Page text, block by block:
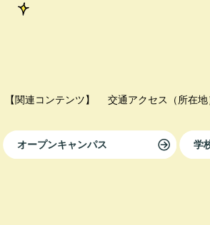
【関連コンテンツ】 交通アクセス（所在地
オープンキャンパス 学